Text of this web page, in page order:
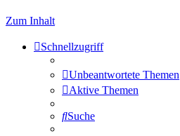
Zum Inhalt
Schnellzugriff
Unbeantwortete Themen
Aktive Themen
Suche